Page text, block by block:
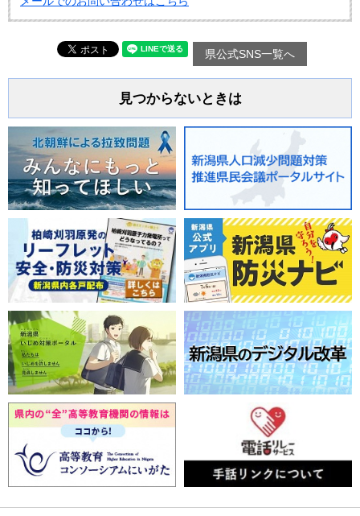
県公式SNS一覧へ
見つからないときは